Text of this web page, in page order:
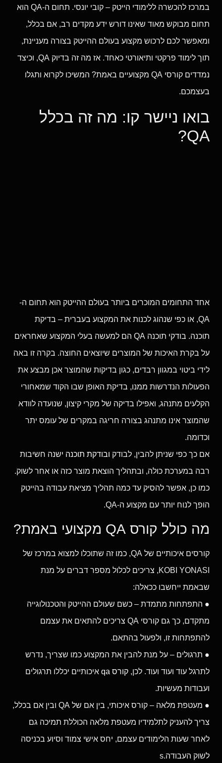
במרכז להכשרה ללימודי הייטק – קובי יונסי. תחום ה-QA הוא
תחום מבוקש מאוד שאינו דורש ידע מקדים רב, אם בכלל,
ומאפשר לכם לרכוש מקצוע בעולם ההייטק בצורה מעניינת,
תוך לימוד פרקטי ותיאורטי כאחד. אז מה זה בדיוק QA, וכיצד
נמדדים קורסי QA מקצועיים באמת? המשיכו לקרוא ותגלו
בעצמכם.
בואו ניישר קו: מה זה בכלל
QA?
אחד התחומים המוכרים ביותר בעולם ההייטק הוא תחום ה-
QA, או כפי שנהוג לכנות את המקצוע בעברית – בדיקת
תוכנה. בודקי תוכנה QA הם למעשה בעלי המקצוע שאחראים
על בקרת האיכות של המוצרים שיוצאים החוצה. בקרה זו באה
לידי ביטוי במגוון רבדים, כגון בדיקות שהמוצר אכן מבצע את
הפעולות הנדרשות ממנו, בדיקת האופן שבו הקוד שמאחורי
הקלעים מתנהג, ואפילו בדיקה של מקרי קיצון, שנועדה לוודא
שהמוצר אינו מתנהג בצורה חריגה במקרים של עומס יתר
וכדומה.
אם כך כפי שניתן להבין, לבודק ובודקת תוכנה ישנה חשיבות
רבה במערכת כולה, ובתהליך הוצאת מוצר כזה או אחר לשוק.
כמו כן, אפשר להסיק עד כמה תהליך מציאת עבודה בהייטק
הופך לנוח יותר עם מקצוע ה-QA.
מה כולל קורס QA מקצועי באמת?
קורסים איכותיים של QA, כמו זה שתוכלו למצוא במרכז של
KOBI YONASI, צריכים לכלול מספר דברים על מנת
שבאמת ייחשבו ככאלה:
● התפתחות מתמדת – כשם שעולם ההייטק והטכנולוגייה
מתקדם, כך גם קורסי QA צריכים להתאים את עצמם
להתפתחות זו, ולפעול בהתאם.
● תרגולים – על מנת להבין את המקצוע כמו שצריך, נדרש
לתרגל עוד ועוד ועוד. לכן, קורס qa
איכותיים יכללו תרגולים
ועבודות מעשיות.
● מעטפת מלאה – קורס איכותי, בין אם של QA ובין אם בכלל,
צריך להעניק לתלמידיו מעטפת מלאה הכוללת תמיכה גם
לאחר שעות הלימודים עצמם, יחס אישי צמוד וסיוע בכניסה
לשוק העבודה.s